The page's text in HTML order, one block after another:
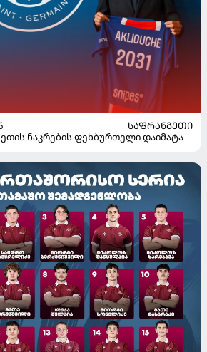
ᲡᲐᲤᲠᲐᲜᲒᲔᲗᲘ
ნაკრების ფეხბურთელი დაიმატა